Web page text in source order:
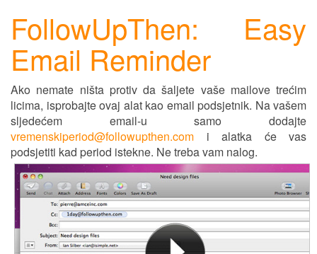
FollowUpThen: Easy
Email Reminder
Ako nemate ništa protiv da šaljete vaše mailove trećim
licima, isprobajte ovaj alat kao email podsjetnik. Na vašem
sljedećem email-u samo dodajte
vremenskiperiod@followupthen.com i alatka će vas
podsjetiti kad period istekne. Ne treba vam nalog.